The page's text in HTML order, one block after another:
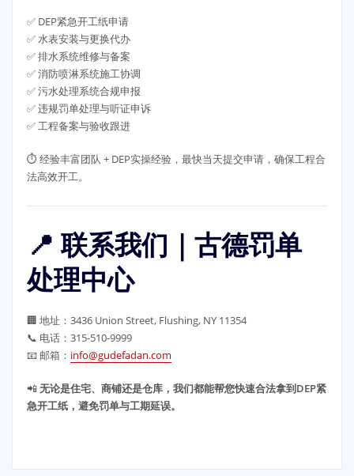
✅ DEP紧急开工纸申请
✅ 水表安装与更换代办
✅ 排水系统维修与备案
✅ 消防喷淋系统施工协调
✅ 污水处理系统合规申报
✅ 违规罚单处理与听证申诉
✅ 工程备案与验收跟进
⏱️ 经验丰富团队 + DEP实操经验，最快当天提交申请，确保工程合
法高效开工。
📍 联系我们｜古德罚单
处理中心
🏢 地址：3436 Union Street, Flushing, NY 11354
📞 电话：315-510-9999
📧 邮箱： info@gudefadan.com
📲无论是住宅、商铺还是仓库，我们都能帮您快速合法拿到DEP紧
急开工纸，避免罚单与工期延误。